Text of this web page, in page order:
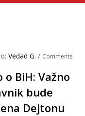
Vedad G. / Comments
BiH: Važno
bude
Dejtonu